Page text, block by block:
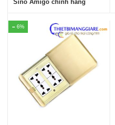
Sino Amigo chính hãng
6%